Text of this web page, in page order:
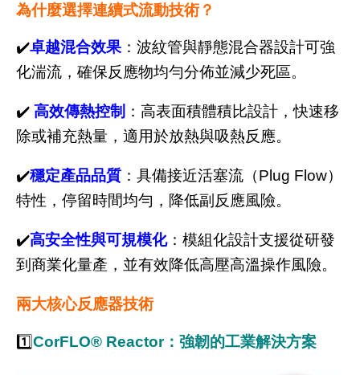
為什麼選擇連續式流動技術？
✔️卓越混合效果：波紋管與靜態混合器設計可強
化湍流，確保反應物均勻分佈並減少死區。
✔️ 高效傳熱控制 ：高表面積體積比設計，快速移
除或補充熱量，適用於放熱與吸熱反應。
✔️穩定產品品質 ：具備接近活塞流（Plug Flow）
特性，停留時間均勻，降低副反應風險。
✔️高安全性與可規模化：模組化設計支援從研發
到商業化量產，並有效降低高壓高溫操作風險。
兩大核心反應器技術
1️⃣CorFLO® Reactor：強韌的工業解決方案